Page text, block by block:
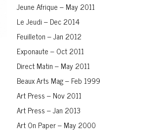
Jeune Afrique – May 2011
Le Jeudi – Dec 2014
Feuilleton – Jan 2012
Exponaute – Oct 2011
Direct Matin – May 2011
Beaux Arts Mag – Feb 1999
Art Press – Nov 2011
Art Press – Jan 2013
Art On Paper – May 2000